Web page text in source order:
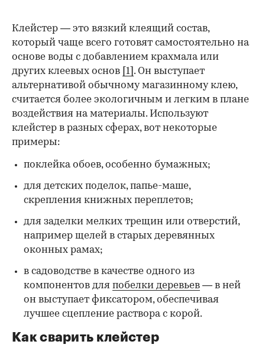
00:00 / 00:00
Клейстер — это вязкий клеящий состав,
который чаще всего готовят самостоятельно на
основе воды с добавлением крахмала или
других клеевых основ [1] . Он выступает
альтернативой обычному магазинному клею,
считается более экологичным и легким в плане
воздействия на материалы. Используют
клейстер в разных сферах, вот некоторые
примеры:
поклейка обоев, особенно бумажных;
для детских поделок, папье-маше,
скрепления книжных переплетов;
для заделки мелких трещин или отверстий,
например щелей в старых деревянных
оконных рамах;
в садоводстве в качестве одного из
компонентов для побелки деревьев — в ней
он выступает фиксатором, обеспечивая
лучшее сцепление раствора с корой.
Как сварить клейстер